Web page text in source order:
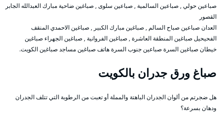
صباعين حولي , صباعين السالمية , صباعين سلوى , صباغين ضاحية مبارك العبدالله الجابر
القصور
العدان صباعين صباح السالم , صباغين مبارك الكبير , صباغين الاحمدي المنقف
الفحيحيل صباغين المنطقة العاشرة , صباغين الفروانية , صباغين الجهراء صباغين
خيطان صباغين السرة صباعين جنوب السرة هاتف صباغين مساجد صباغين الكويت.
صباغ ورق جدران بالكويت
هل ضجرتم من ألوان الجدران الباهتة والمملة أو تعبت من الرطوبة التي تتلف الجدران
ودهان بسرعة؟